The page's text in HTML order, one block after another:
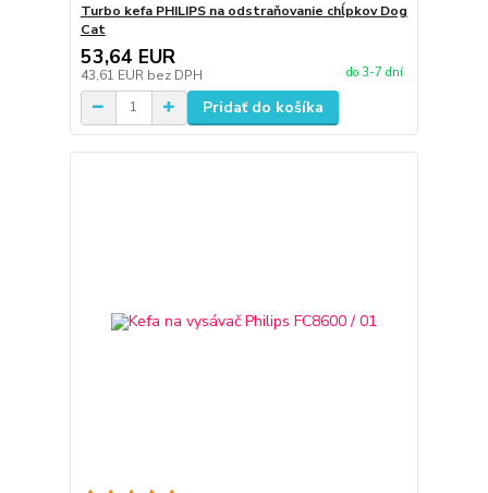
Turbo kefa PHILIPS na odstraňovanie chĺpkov Dog
Cat
53,64 EUR
43,61 EUR bez DPH do 3-7 dní
Pridať do košíka